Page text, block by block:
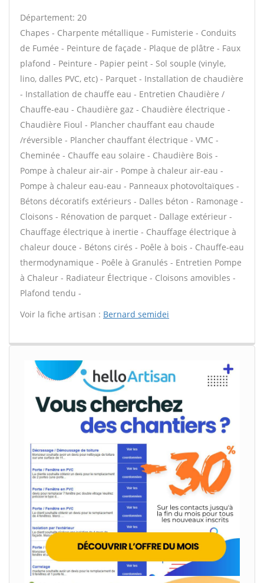
Département: 20
Chapes - Charpente métallique - Fumisterie - Conduits
de Fumée - Peinture de façade - Plaque de plâtre - Faux
plafond - Peinture - Papier peint - Sol souple (vinyle,
lino, dalles PVC, etc) - Parquet - Installation de chaudière
- Installation de chauffe eau - Entretien Chaudière /
Chauffe-eau - Chaudière gaz - Chaudière électrique -
Chaudière Fioul - Plancher chauffant eau chaude
/réversible - Plancher chauffant électrique - VMC -
Cheminée - Chauffe eau solaire - Chaudière Bois -
Pompe à chaleur air-air - Pompe à chaleur air-eau -
Pompe à chaleur eau-eau - Panneaux photovoltaïques -
Bétons décoratifs extérieurs - Dalles béton - Ramonage -
Cloisons - Rénovation de parquet - Dallage extérieur -
Chauffage électrique à inertie - Chauffage électrique à
chaleur douce - Bétons cirés - Poêle à bois - Chauffe-eau
thermodynamique - Poêle à Granulés - Entretien Pompe
à Chaleur - Radiateur Électrique - Cloisons amovibles -
Plafond tendu -
Voir la fiche artisan : Bernard semidei